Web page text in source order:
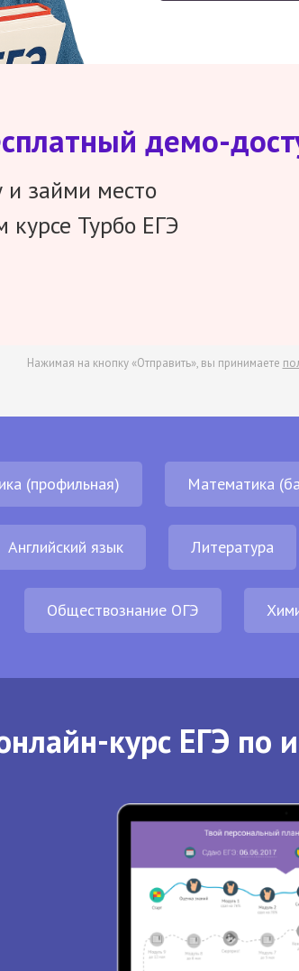
демо-
и займи место
курсе Турбо ЕГЭ
Нажимая на кнопку «Отправить», вы принимаете
(профильная) Математика
Английский язык Литература
Обществознание ОГЭ
курс ЕГЭ по